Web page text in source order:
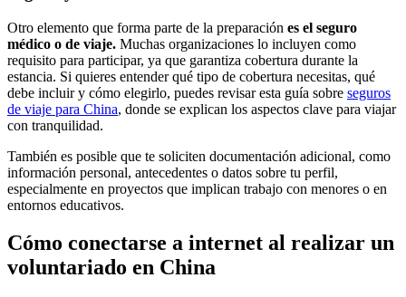
Otro elemento que forma parte de la preparación es el seguro
médico o de viaje. Muchas organizaciones lo incluyen como
requisito para participar, ya que garantiza cobertura durante la
estancia. Si quieres entender qué tipo de cobertura necesitas, qué
debe incluir y cómo elegirlo, puedes revisar esta guía sobre seguros
de viaje para China, donde se explican los aspectos clave para viajar
con tranquilidad.
También es posible que te soliciten documentación adicional, como
información personal, antecedentes o datos sobre tu perfil,
especialmente en proyectos que implican trabajo con menores o en
entornos educativos.
Cómo conectarse a internet al realizar un
voluntariado en China